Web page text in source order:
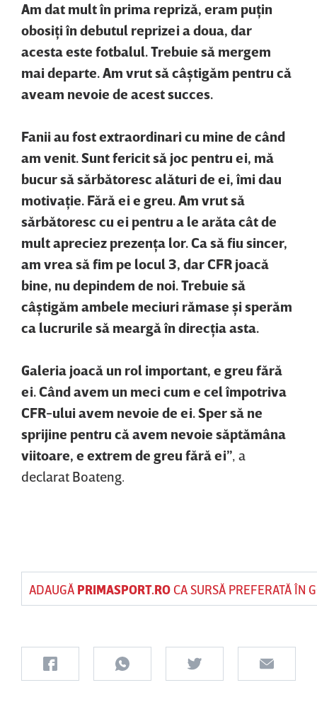
Am dat mult în prima repriză, eram puţin
obosiţi în debutul reprizei a doua, dar
acesta este fotbalul. Trebuie să mergem
mai departe. Am vrut să câştigăm pentru că
aveam nevoie de acest succes.
Fanii au fost extraordinari cu mine de când
am venit. Sunt fericit să joc pentru ei, mă
bucur să sărbătoresc alături de ei, îmi dau
motivaţie. Fără ei e greu. Am vrut să
sărbătoresc cu ei pentru a le arăta cât de
mult apreciez prezenţa lor. Ca să fiu sincer,
am vrea să fim pe locul 3, dar CFR joacă
bine, nu depindem de noi. Trebuie să
câştigăm ambele meciuri rămase şi sperăm
ca lucrurile să meargă în direcţia asta.
Galeria joacă un rol important, e greu fără
ei. Când avem un meci cum e cel împotriva
CFR-ului avem nevoie de ei. Sper să ne
sprijine pentru că avem nevoie săptămâna
viitoare, e extrem de greu fără ei” , a
declarat Boateng.
ADAUGĂ PRIMASPORT.ROCA SURSĂ PREFERATĂ ÎN